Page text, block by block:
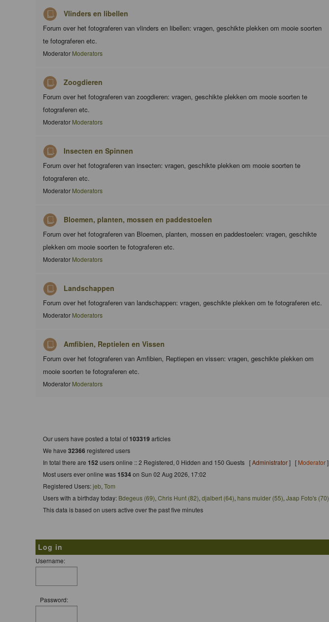
Vlinders en libellen
Forum over het fotograferen van vlinders en libellen: vragen, geschikte plekken om mooie soorten
te fotograferen etc.
Moderator Moderators
Zoogdieren
Forum over het fotograferen van zoogdieren: vragen, geschikte plekken om mooie soorten te
fotograferen etc.
Moderator Moderators
Insecten en Spinnen
Forum over het fotograferen van insecten: vragen, geschikte plekken om mooie soorten te
fotograferen etc.
Moderator Moderators
Bloemen, planten, mossen en paddestoelen
Forum over het fotograferen van Bloemen, planten, mossen en paddestoelen: vragen, geschikte
plekken om mooie soorten te fotograferen etc.
Moderator Moderators
Landschappen
Forum over het fotograferen van landschappen: vragen, geschikte plekken om te fotograferen etc.
Moderator Moderators
Amfibien, Reptielen en Vissen
Forum over het fotograferen van Amfibien, Reptiepen en vissen: vragen, geschikte plekken om
mooie soorten te fotograferen etc.
Moderator Moderators
Our users have posted a total of103319 articles
We have 32366 registered users
In total there are 152 users online :: 2 Registered, 0 Hidden and 150 Guests [Administrator] [ Moderator]
Most users ever online was1534on Sun 02 Aug 2026, 17:02
Registered Users:jeb, Tom
Users with a birthday today: Bdegeus (69), Chris Hunt (82), djalbert (64), hans mulder (55), Jaap Foto's (70)
This data is based on users active over the past five minutes
Log in
Username:
Password: